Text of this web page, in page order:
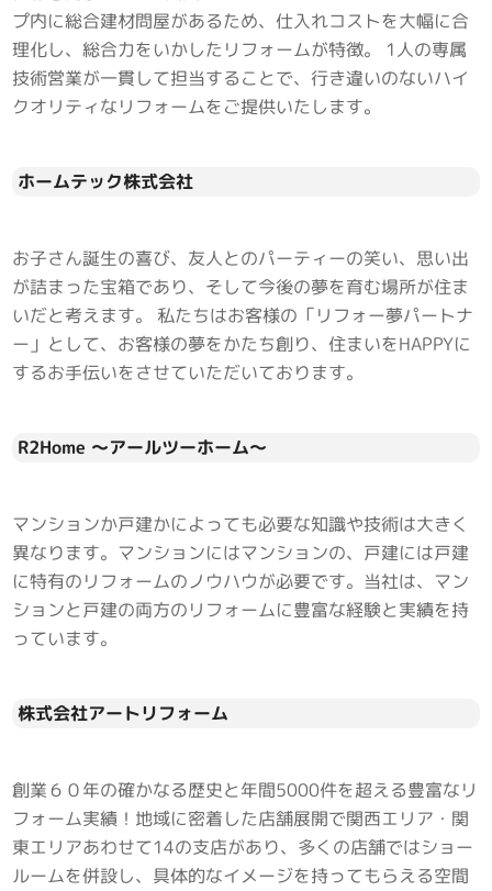
プ内に総合建材問屋があるため、仕入れコストを大幅に合
理化し、総合力をいかしたリフォームが特徴。 1人の専属
技術営業が一貫して担当することで、行き違いのないハイ
クオリティなリフォームをご提供いたします。
ホームテック株式会社
お子さん誕生の喜び、友人とのパーティーの笑い、思い出
が詰まった宝箱であり、そして今後の夢を育む場所が住ま
いだと考えます。 私たちはお客様の「リフォー夢パートナ
ー」として、お客様の夢をかたち創り、住まいをHAPPYに
するお手伝いをさせていただいております。
R2Home ～アールツーホーム～
マンションか戸建かによっても必要な知識や技術は大きく
異なります。マンションにはマンションの、戸建には戸建
に特有のリフォームのノウハウが必要です。当社は、マン
ションと戸建の両方のリフォームに豊富な経験と実績を持
っています。
株式会社アートリフォーム
創業６０年の確かなる歴史と年間5000件を超える豊富なリ
フォーム実績！地域に密着した店舗展開で関西エリア・関
東エリアあわせて14の支店があり、多くの店舗ではショー
ルームを併設し、具体的なイメージを持ってもらえる空間